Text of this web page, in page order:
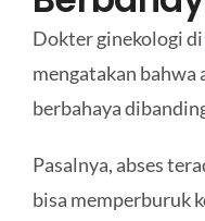
Dokter ginekologi di
mengatakan bahwa
berbahaya
Pasalnya, abses
bisa memperburuk